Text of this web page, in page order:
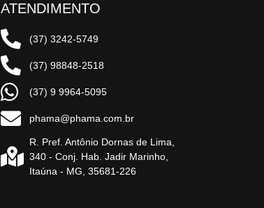
ATENDIMENTO
(37) 3242-5749
(37) 98848-2518
(37) 9 9964-5095
phama@phama.com.br
R. Pref. Antônio Dornas de Lima,
340 - Conj. Hab. Jadir Marinho,
Itaúna - MG, 35681-226